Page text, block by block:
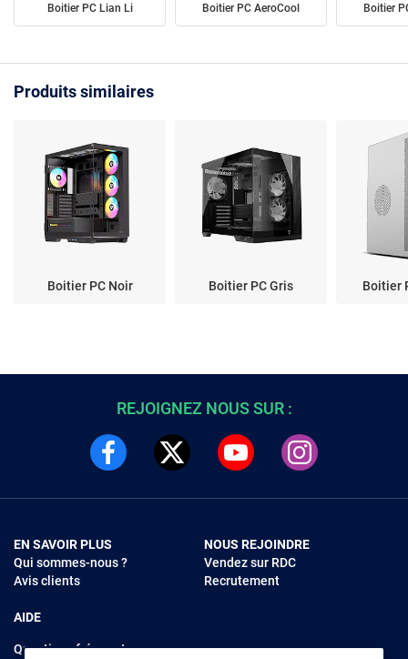
Boitier PC Lian Li Boitier PC AeroCool Boitier
Produits similaires
Boitier PC Noir Boitier PC Gris Boitier
REJOIGNEZ NOUS SUR :
EN SAVOIR PLUS
Qui sommes-nous ?
Avis clients
AIDE
Questions fréquentes
NOUS REJOINDRE
Vendez sur RDC
Recrutement